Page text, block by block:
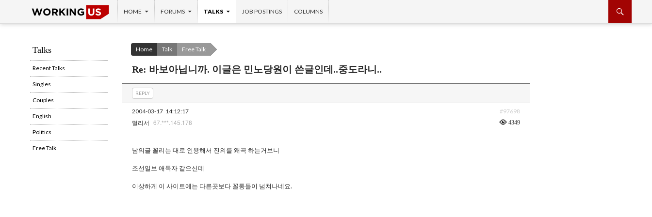
SKIP TO CONTENT
HOME FORUMS TALKS JOB POSTINGS COLUMNS
Home Talk Free Talk
Re: 바보아닙니까. 이글은 민노당원이 쓴글인데..중도라니..
REPLY
2004-03-17 14:12:17 #97698
멀리서 67.***.145.178 4349
남의글 꼴리는 대로 인용해서 진의를 왜곡 하는거보니
조선일보 애독자 같으신데
이상하게 이 사이트에는 다른곳보다 꼴통들이 넘쳐나네요.
Talks
Recent Talks
Singles
Couples
English
Politics
Free Talk